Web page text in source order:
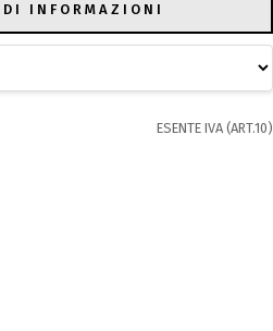
INFORMAZIONI
ESENTE IVA (ART.10)